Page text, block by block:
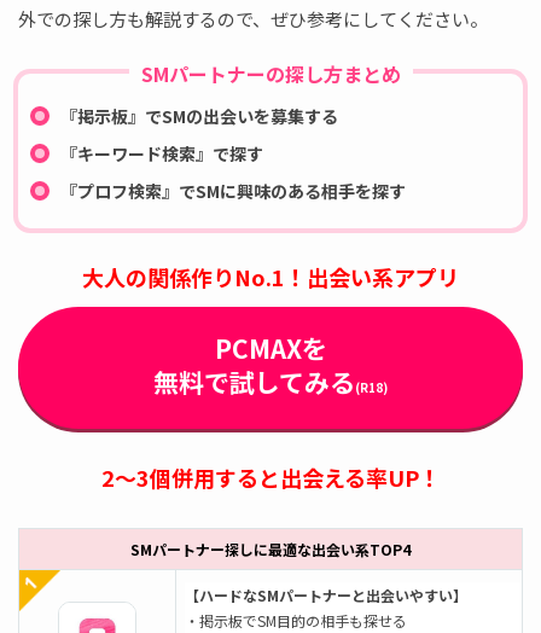
外での探し方も解説するので、ぜひ参考にしてください。
SMパートナーの探し方まとめ
『掲示板』でSMの出会いを募集する
『キーワード検索』で探す
『プロフ検索』でSMに興味のある相手を探す
大人の関係作りNo.1！出会い系アプリ
PCMAXを
無料で試してみる (R18)
2～3個併用すると出会える率UP！
SMパートナー探しに最適な出会い系TOP4
【ハードなSMパートナーと出会いやすい】
・掲示板でSM目的の相手も探せる